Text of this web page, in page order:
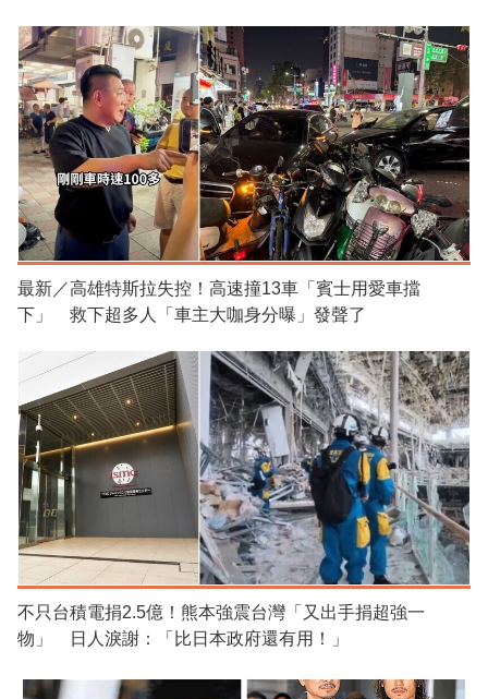
最新／高雄特斯拉失控！高速撞13車「賓士用愛車擋
下」 救下超多人「車主大咖身分曝」發聲了
不只台積電捐2.5億！熊本強震台灣「又出手捐超強一
物」 日人淚謝：「比日本政府還有用！」